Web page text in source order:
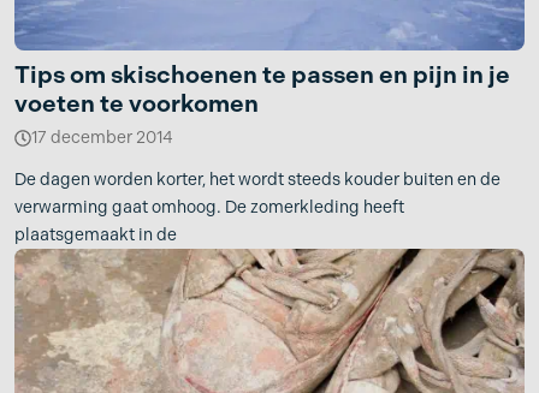
Tips om skischoenen te passen en pijn in je
voeten te voorkomen
17 december 2014
De dagen worden korter, het wordt steeds kouder buiten en de
verwarming gaat omhoog. De zomerkleding heeft
plaatsgemaakt in de